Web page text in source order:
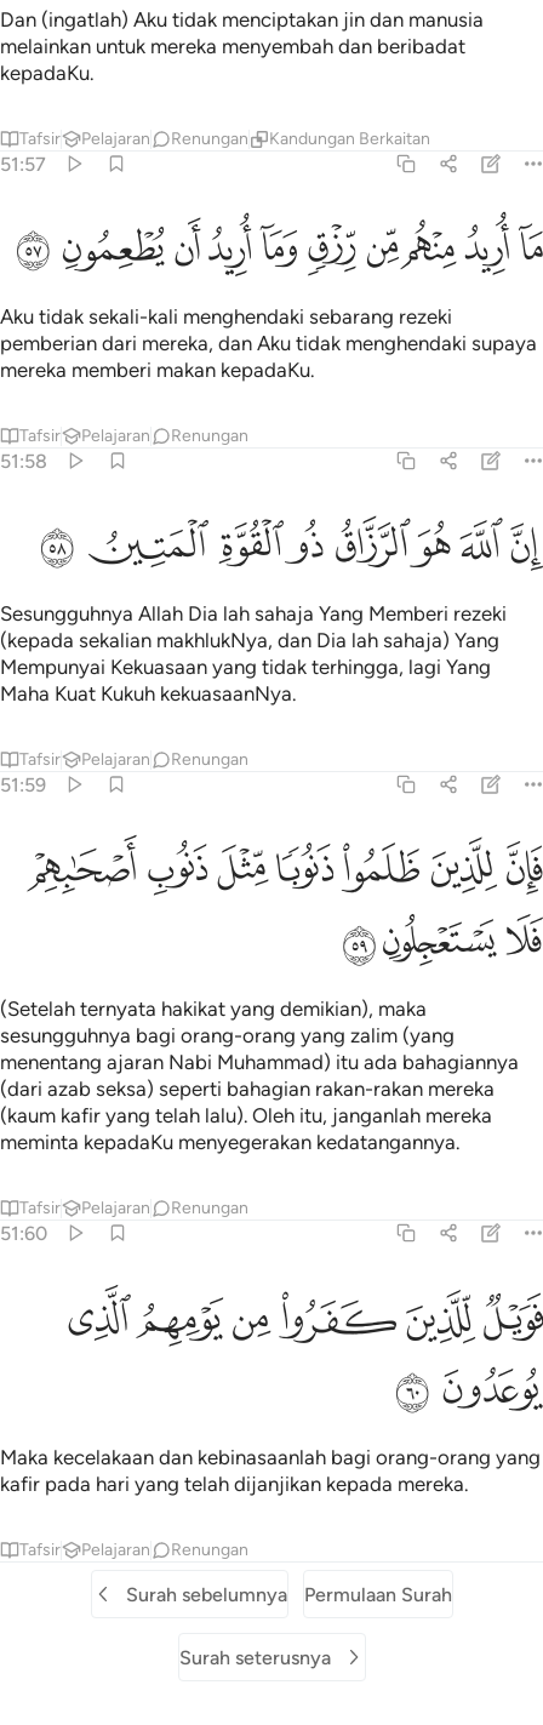
Dan (ingatlah) Aku tidak menciptakan jin dan manusia
melainkan untuk mereka menyembah dan beribadat
kepadaKu.
Tafsir Pelajaran Renungan Kandungan Berkaitan
51:57
ما اريد منهم من رزق وما اريد ان يطعمون ٥٧
مَآ أُرِيدُ مِنْهُم مِّن رِّزْقٍۢ وَمَآ أُرِيدُ أَن يُطْعِمُونِ ٥٧
ﱪﱫﱬﱭﱮﱯﱰﱱﱲﱳ
Aku tidak sekali-kali menghendaki sebarang rezeki
pemberian dari mereka, dan Aku tidak menghendaki supaya
mereka memberi makan kepadaKu.
Tafsir Pelajaran Renungan
51:58
ان الله هو الرزاق ذو القوة المتين ٥٨
إِنَّ ٱللَّهَ هُوَ ٱلرَّزَّاقُ ذُو ٱلْقُوَّةِ ٱلْمَتِينُ ٥٨
ﱴﱵﱶﱷﱸﱹﱺ ﱻ
Sesungguhnya Allah Dia lah sahaja Yang Memberi rezeki
(kepada sekalian makhlukNya, dan Dia lah sahaja) Yang
Mempunyai Kekuasaan yang tidak terhingga, lagi Yang
Maha Kuat Kukuh kekuasaanNya.
Tafsir Pelajaran Renungan
51:59
فان للذين ظلموا ذنوبا مثل ذنوب اصحابهم فلا يستعجلون ٥٩
فَإِنَّ لِلَّذِينَ ظَلَمُوا۟ ذَنُوبًۭا مِّثْلَ ذَنُوبِ أَصْحَـٰبِهِمْ فَلَا يَسْتَعْجِلُونِ ٥٩
ﱼﱽﱾﱿﲀﲁﲂ
ﲃﲄﲅ
(Setelah ternyata hakikat yang demikian), maka
sesungguhnya bagi orang-orang yang zalim (yang
menentang ajaran Nabi Muhammad) itu ada bahagiannya
(dari azab seksa) seperti bahagian rakan-rakan mereka
(kaum kafir yang telah lalu). Oleh itu, janganlah mereka
meminta kepadaKu menyegerakan kedatangannya.
Tafsir Pelajaran Renungan
51:60
فويل للذين كفروا من يومهم الذي يوعدون ٦٠
فَوَيْلٌۭ لِّلَّذِينَ كَفَرُوا۟ مِن يَوْمِهِمُ ٱلَّذِى يُوعَدُونَ ٦٠
ﲆﲇﲈﲉﲊﲋ
ﲌ ﲍ
Maka kecelakaan dan kebinasaanlah bagi orang-orang yang
kafir pada hari yang telah dijanjikan kepada mereka.
Tafsir Pelajaran Renungan
Surah sebelumnya Permulaan Surah
Surah seterusnya